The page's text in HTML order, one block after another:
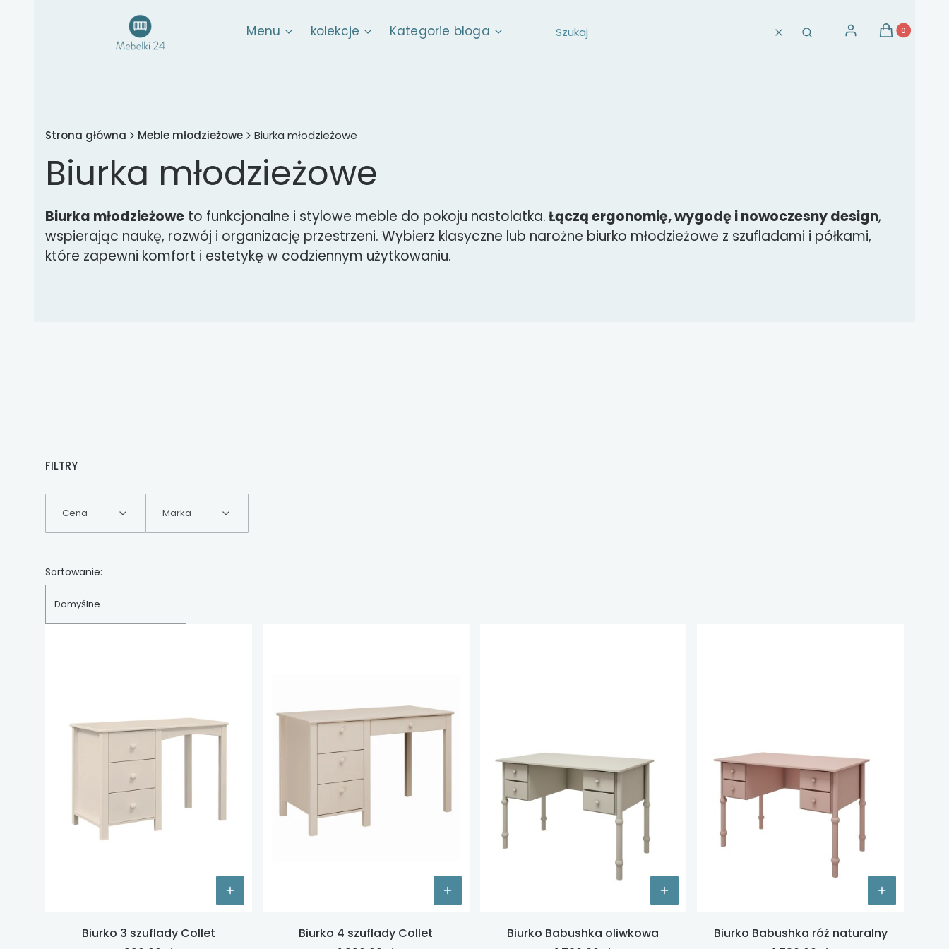
Menu kolekcje Kategorie bloga WyczyśćSzukaj
Zaloguj sięProdukty w
Koszyk
Strona główna Meble młodzieżowe Biurka młodzieżowe
Biurka młodzieżowe
Biurka młodzieżowe to funkcjonalne i stylowe meble do pokoju nastolatka.Łączą ergonomię, wygodę i nowoczesny design,
wspierając naukę, rozwój i organizację przestrzeni. Wybierz klasyczne lub narożne biurko młodzieżowe z szufladami i półkami,
które zapewni komfort i estetykę w codziennym użytkowaniu.
FILTRY
Cena Marka
Lista produktów
Sortowanie:
Domyślne
Biurko 3 szuflady Collet
Biurko 4 szuflady Collet
Biurko Babushka oliwkowa
Biurko Babushka róż naturalny